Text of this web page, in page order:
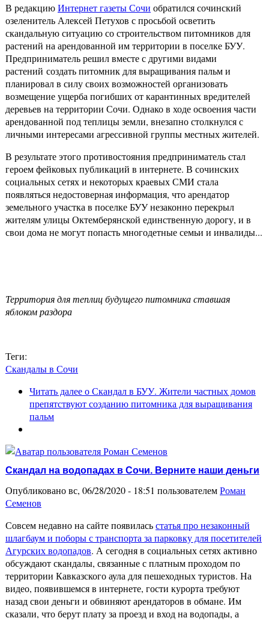
В редакциюИнтернет газеты Сочи обратился сочинский
озеленитель Алексей Петухов с просьбой осветить
скандальную ситуацию со строительством питомников для
растений на арендованной им территории в поселке БУУ.
Предприниматель решил вместе с другими видами
растений создать питомник для выращивания пальм и
планировал в силу своих возможностей организовать
возмещение ущерба погибших от карантинных вредителей
деревьев на территории Сочи. Однако в ходе освоения части
арендованной под теплицы земли, внезапно столкнулся с
личными интересами агрессивной группы местных жителей.
В результате этого противостояния предприниматель стал
героем фейковых публикаций в интернете. В сочинских
социальных сетях и некоторых краевых СМИ стала
появляться недостоверная информация, что арендатор
земельного участка в поселке БУУ незаконно перекрыл
жителям улицы Октемберянской единственную дорогу, и в
свои дома не могут попасть многодетные семьи и инвалиды...
Территория для теплиц будущего питомника ставшая
яблоком раздора
Теги:
Скандалы в Сочи
Читать далеео Скандал в БУУ. Жители частных домов
препятствуют созданию питомника для выращивания
пальм
Скандал на водопадах в Сочи. Верните наши деньги
Опубликовано вс, 06/28/2020 - 18:51 пользователемРоман
Семенов
Совсем недавно на сайте появиласьстатья про незаконный
шлагбаум и поборы с транспорта за парковку для посетителей
Агурских водопадов. А сегодня в социальных сетях активно
обсуждают скандалы, связанные с платным проходом по
территории Кавказского аула для пешеходных туристов. На
видео, появившемся в интернете, гости курорта требуют
назад свои деньги и обвиняют арендаторов в обмане. Им
сказали, что берут плату за проезд и вход на водопады, а